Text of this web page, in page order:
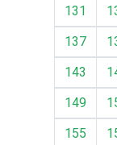
131
137
143
149
155